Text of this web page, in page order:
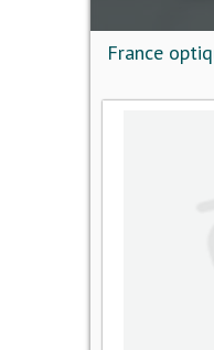
France